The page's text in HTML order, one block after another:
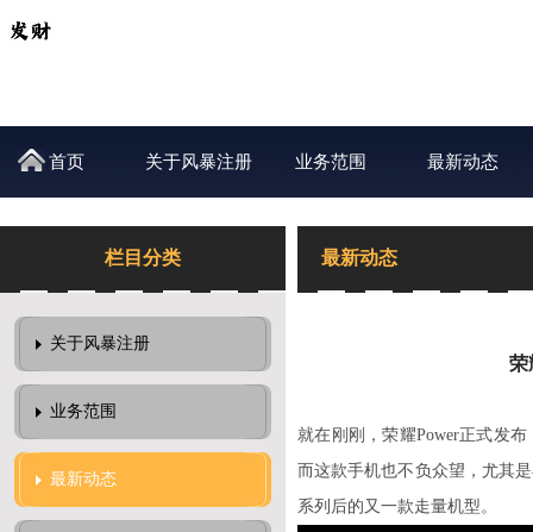
首页 关于风暴注册 业务范围 最新动态
栏目分类
关于风暴注册
业务范围
最新动态
最新动态
荣
就在刚刚，荣耀Power正式发
而这款手机也不负众望，尤其
系列后的又一款走量机型。